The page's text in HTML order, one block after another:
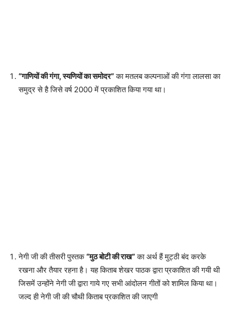
“गाणियों की गंगा, स्यणियों का समोदर”का मतलब कल्पनाओं की गंगा लालसा का
समुद्र से है जिसे वर्ष 2000 में प्रकाशित किया गया था।
नेगी जी की तीसरी पुस्तक“मुठ बोटी की राख”का अर्थ हैं मुट्ठी बंद करके
रखना और तैयार रहना है। यह किताब शेखर पाठक द्वारा प्रकाशित की गयी थी
जिसमें उन्होंने नेगी जी द्वारा गाये गए सभी आंदोलन गीतों को शामिल किया था।
जल्द ही नेगी जी की चौथी किताब प्रकाशित की जाएगी